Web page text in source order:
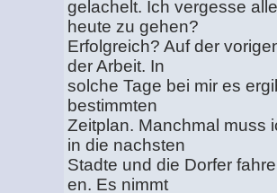
gelachelt. Ich vergesse
heute zu gehen?
Erfolgreich? Auf der
der Arbeit. In
solche Tage bei mir es
bestimmten
Zeitplan. Manchmal muss
in die nachsten
Stadte und die Dorfer
en. Es nimmt